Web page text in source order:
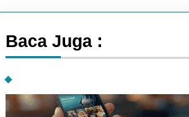
Baca Juga :